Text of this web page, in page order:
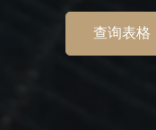
查询表格